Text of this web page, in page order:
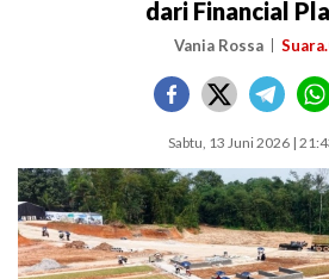
dari Financial
Vania Rossa
Sabtu, 13 Juni 2026 |